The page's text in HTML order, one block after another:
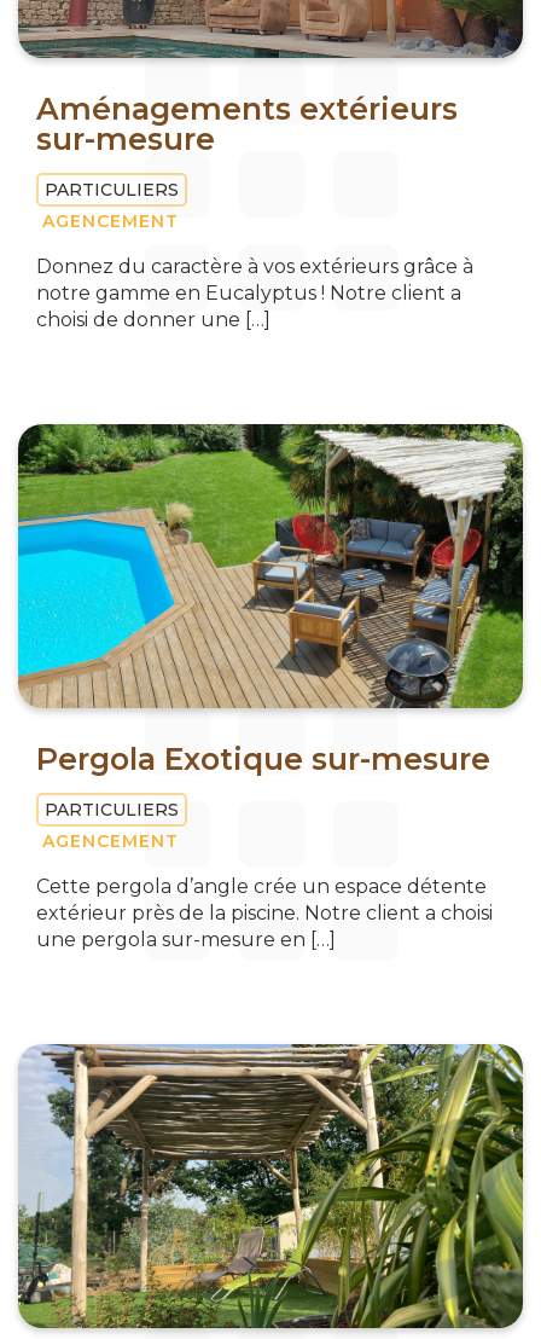
Aménagements extérieurs
sur-mesure
PARTICULIERS
AGENCEMENT
Donnez du caractère à vos extérieurs grâce à
notre gamme en Eucalyptus ! Notre client a
choisi de donner une […]
Pergola Exotique sur-mesure
PARTICULIERS
AGENCEMENT
Cette pergola d’angle crée un espace détente
extérieur près de la piscine. Notre client a choisi
une pergola sur-mesure en […]